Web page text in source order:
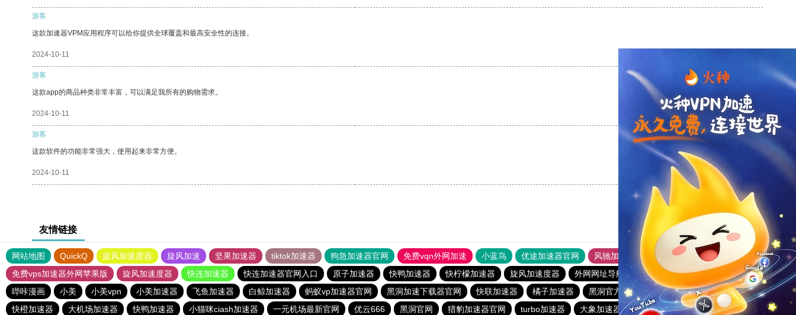
游客
这款加速器VPM应用程序可以给你提供全球覆盖和最高安全性的连接。
2024-10-11
游客
这款app的商品种类非常丰富，可以满足我所有的购物需求。
2024-10-11 支持 [0] 反对 [0]
游客
这款软件的功能非常强大，使用起来非常方便。
2024-10-11 支持
友情链接
网站地图 QuickQ 旋风加速度器 旋风加速 坚果加速器 tiktok加速器 狗急加速器官网 免费vqn外网加速 小蓝鸟 优途加速器官网 风驰加速器
旋风加速器
免费vps加速器外网苹果版
旋风加速度器 快连加速器 快连加速器官网入口 原子加速器 快鸭加速器 快柠檬加速器 旋风加速度器 外网网址导航 软件中心 雷霆加速
狂飙加速器
哔咔漫画
小美 小美vpn 小美加速器 飞鱼加速器 白鲸加速器 蚂蚁vp加速器官网 黑洞加速下载器官网 快联加速器 橘子加速器 黑洞官方加速器
2023免费加速神器
快橙加速器
大机场加速器 快鸭加速器 小猫咪ciash加速器 一元机场最新官网 优云666 黑洞官网 猎豹加速器官网 turbo加速器 大象加速器 雷霆加速免费永久 橘子加速器